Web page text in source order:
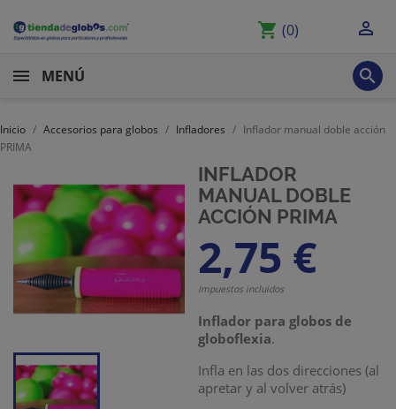
shopping_cart (0) 
MENÚ 
Inicio Accesorios para globos Infladores
Inflador manual doble acción
PRIMA
INFLADOR
MANUAL DOBLE
ACCIÓN PRIMA
2,75 €
Impuestos incluidos
Inflador para globos de
globoflexia.
Infla en las dos direcciones (al
apretar y al volver atrás)